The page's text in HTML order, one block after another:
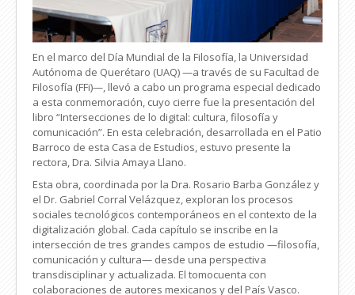
En el marco del Día Mundial de la Filosofía, la Universidad
Autónoma de Querétaro (UAQ) —a través de su Facultad de
Filosofía (FFi)—, llevó a cabo un programa especial dedicado
a esta conmemoración, cuyo cierre fue la presentación del
libro “Intersecciones de lo digital: cultura, filosofía y
comunicación”. En esta celebración, desarrollada en el Patio
Barroco de esta Casa de Estudios, estuvo presente la
rectora, Dra. Silvia Amaya Llano.
Esta obra, coordinada por la Dra. Rosario Barba González y
el Dr. Gabriel Corral Velázquez, exploran los procesos
sociales tecnológicos contemporáneos en el contexto de la
digitalización global. Cada capítulo se inscribe en la
intersección de tres grandes campos de estudio —filosofía,
comunicación y cultura— desde una perspectiva
transdisciplinar y actualizada. El tomocuenta con
colaboraciones de autores mexicanos y del País Vasco.